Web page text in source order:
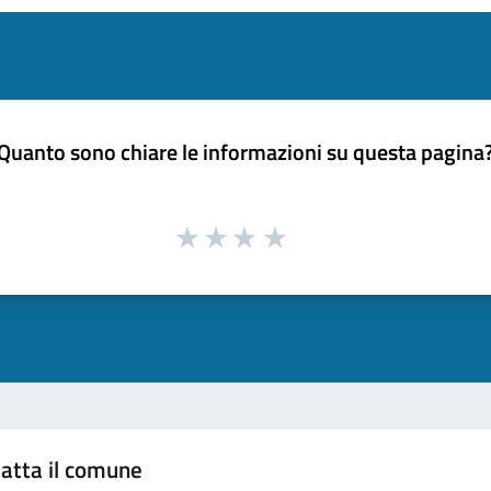
sono chiare le informazioni su questa
il comune